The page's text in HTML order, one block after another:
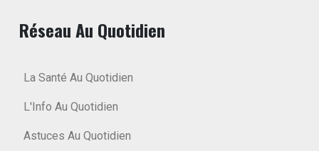
Réseau Au Quotidien
La Santé Au Quotidien
L'Info Au Quotidien
Astuces Au Quotidien